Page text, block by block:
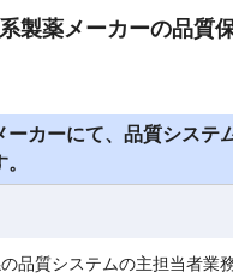
製薬メーカーの品質
ーカーにて、品質システ
の品質システムの主担当者業